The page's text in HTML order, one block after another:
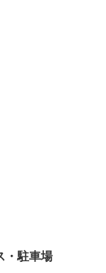
・駐車場